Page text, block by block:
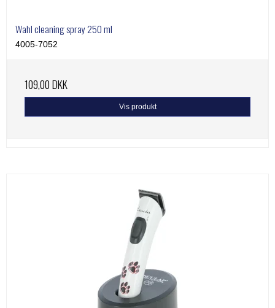
Wahl cleaning spray 250 ml
4005-7052
109,00 DKK
Vis produkt